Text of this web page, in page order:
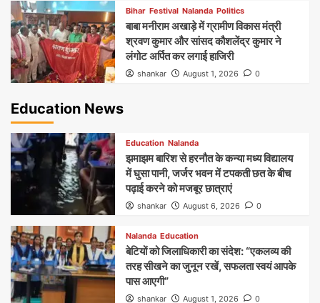
Bihar Festival Nalanda Politics
बाबा मनीराम अखाड़े में ग्रामीण विकास मंत्री
श्रवण कुमार और सांसद कौशलेंद्र कुमार ने
लंगोट अर्पित कर लगाई हाजिरी
shankar August 1, 2026 0
Education News
Education Nalanda
झमाझम बारिश से हरनौत के कन्या मध्य विद्यालय
में घुसा पानी, जर्जर भवन में टपकती छत के बीच
पढ़ाई करने को मजबूर छात्राएं
shankar August 6, 2026 0
Nalanda Education
बेटियों को जिलाधिकारी का संदेश: “एकलव्य की
तरह सीखने का जुनून रखें, सफलता स्वयं आपके
पास आएगी”
shankar August 1, 2026 0